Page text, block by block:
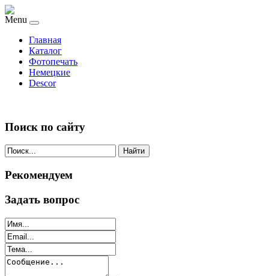
Menu
Главная
Каталог
Фотопечать
Немецкие
Descor
Поиск по сайту
Найти
Рекомендуем
Задать вопрос